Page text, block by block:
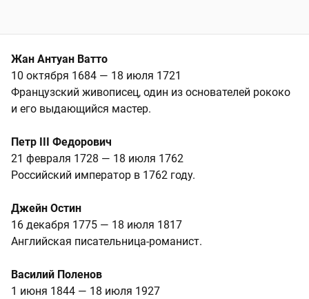
Жан Антуан Ватто
10 октября 1684 — 18 июля 1721
Французский живописец, один из основателей рококо
и его выдающийся мастер.
Петр III Федорович
21 февраля 1728 — 18 июля 1762
Российский император в 1762 году.
Джейн Остин
16 декабря 1775 — 18 июля 1817
Английская писательница-романист.
Василий Поленов
1 июня 1844 — 18 июля 1927